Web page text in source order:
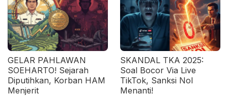
GELAR PAHLAWAN
SOEHARTO! Sejarah
Diputihkan, Korban HAM
Menjerit
SKANDAL TKA 2025:
Soal Bocor Via Live
TikTok, Sanksi Nol
Menanti!